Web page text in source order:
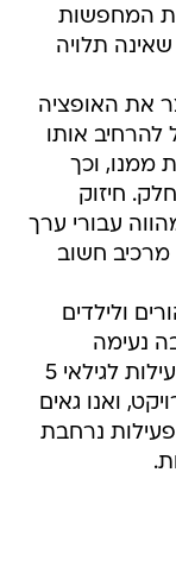
המחפשות
תלויה
את האופציה
להרחיב אותו
10 יוכלו להנות ממנו, וכך
חיזוק
עבורי ערך
מרכיב חשוב
ולילדים
נעימה
ומותאמת לכל מזג אוויר. הרחבת הפעילות לגילאי 5
ואנו גאים
נרחבת